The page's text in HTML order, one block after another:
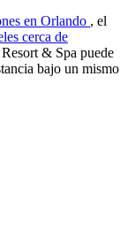
en Orlando , el
cerca de
& Spa puede
bajo un mismo